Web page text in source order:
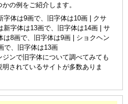
の例をご紹介します。
体は9画で、旧字体は10画 | クサ
字体は13画で、旧字体は14画 | サ
8画で、旧字体は9画 | ショクヘン
で、旧字体は13画
ジンで旧字体について調べてみても
されているサイトが多数ありま